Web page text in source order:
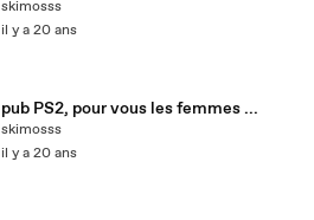
skimosss
il y a 20 ans
pub PS2, pour vous les femmes ...
skimosss
il y a 20 ans